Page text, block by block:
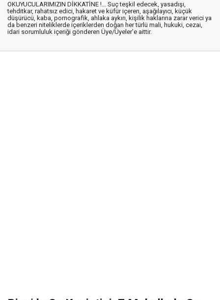
OKUYUCULARIMIZIN DİKKATİNE !... Suç teşkil edecek, yasadışı,
tehditkar, rahatsız edici, hakaret ve küfür içeren, aşağılayıcı, küçük
düşürücü, kaba, pornografik, ahlaka aykırı, kişilik haklarına zarar verici ya
da benzeri niteliklerde içeriklerden doğan her türlü mali, hukuki, cezai,
idari sorumluluk içeriği gönderen Üye/Üyeler’e aittir.